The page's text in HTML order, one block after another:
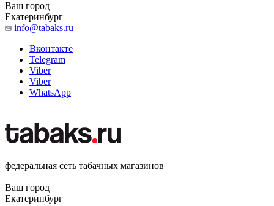
Ваш город
Екатеринбург
info@tabaks.ru
Вконтакте
Telegram
Viber
Viber
WhatsApp
федеральная сеть табачных магазинов
Ваш город
Екатеринбург